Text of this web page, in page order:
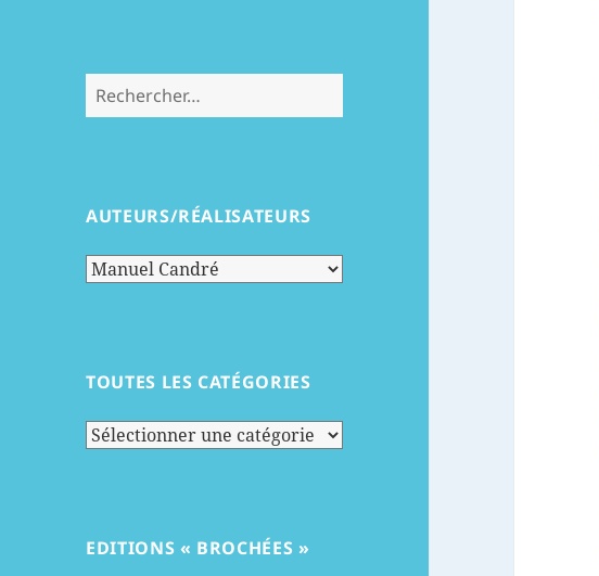
Rechercher :
AUTEURS/RÉALISATEURS
TOUTES LES CATÉGORIES
Toutes
EDITIONS « BROCHÉES »